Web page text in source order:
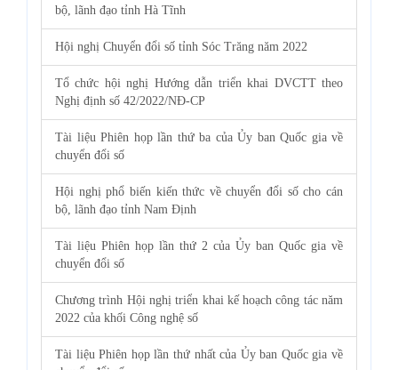
bộ, lãnh đạo tỉnh Hà Tĩnh
Hội nghị Chuyển đổi số tỉnh Sóc Trăng năm 2022
Tổ chức hội nghị Hướng dẫn triển khai DVCTT theo
Nghị định số 42/2022/NĐ-CP
Tài liệu Phiên họp lần thứ ba của Ủy ban Quốc gia về
chuyển đổi số
Hội nghị phổ biến kiến thức về chuyển đổi số cho cán
bộ, lãnh đạo tỉnh Nam Định
Tài liệu Phiên họp lần thứ 2 của Ủy ban Quốc gia về
chuyển đổi số
Chương trình Hội nghị triển khai kế hoạch công tác năm
2022 của khối Công nghệ số
Tài liệu Phiên họp lần thứ nhất của Ủy ban Quốc gia về